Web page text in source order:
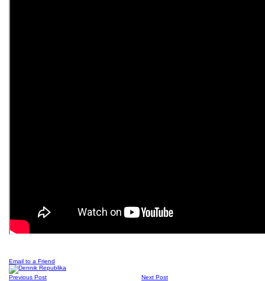
Email to a Friend
Previous Post Next Post